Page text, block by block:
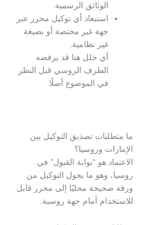
الرسمية.
أي توكيل محرر عبر
غير مختصة أو بصيغة
نظامية.
خلل هنا قد يرفضه
الروسي قبل النظر
الموضوع أصلًا.
تصديق التوكيل بين
وروسيا؟
هو “بوابة القبول” في
ما يحول التوكيل من
محليًا إلى محرر قابل
أمام جهة روسية.